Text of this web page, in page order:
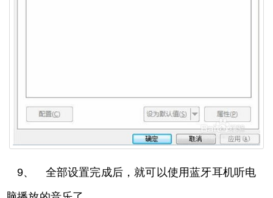
9、 全部设置完成后，就可以使用蓝牙耳机听电